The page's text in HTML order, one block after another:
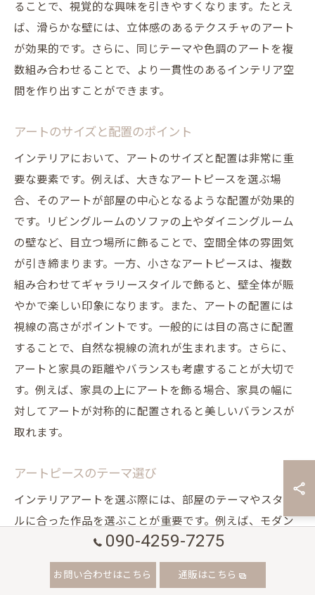
ることで、視覚的な興味を引きやすくなります。たとえ
ば、滑らかな壁には、立体感のあるテクスチャのアート
が効果的です。さらに、同じテーマや色調のアートを複
数組み合わせることで、より一貫性のあるインテリア空
間を作り出すことができます。
アートのサイズと配置のポイント
インテリアにおいて、アートのサイズと配置は非常に重
要な要素です。例えば、大きなアートピースを選ぶ場
合、そのアートが部屋の中心となるような配置が効果的
です。リビングルームのソファの上やダイニングルーム
の壁など、目立つ場所に飾ることで、空間全体の雰囲気
が引き締まります。一方、小さなアートピースは、複数
組み合わせてギャラリースタイルで飾ると、壁全体が賑
やかで楽しい印象になります。また、アートの配置には
視線の高さがポイントです。一般的には目の高さに配置
することで、自然な視線の流れが生まれます。さらに、
アートと家具の距離やバランスも考慮することが大切で
す。例えば、家具の上にアートを飾る場合、家具の幅に
対してアートが対称的に配置されると美しいバランスが
取れます。
アートピースのテーマ選び
インテリアアートを選ぶ際には、部屋のテーマやスタイ
ルに合った作品を選ぶことが重要です。例えば、モダン
なインテリアには抽象的なアートやミニマルなデザイン
の作品がよく合います。これにより、部屋全体に統一感
090-4259-7275
お問い合わせはこちら 通販はこちら